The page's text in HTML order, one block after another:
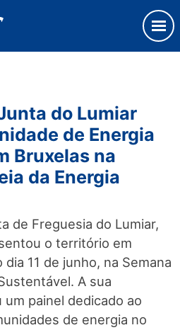
do Lumiar
de Energia
Bruxelas na
da Energia
de Freguesia do Lumiar,
o território em
11 de junho, na Semana
A sua
painel dedicado ao
de energia no